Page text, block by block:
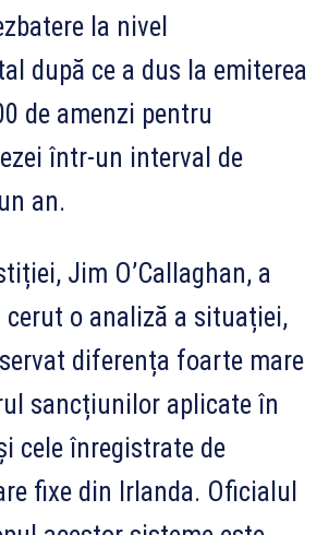
la nivel
după ce a dus la emiterea
de amenzi pentru
într-un interval de
an.
Jim O’Callaghan, a
cerut o analiză a situației,
diferența foarte mare
sancțiunilor aplicate în
cele înregistrate de
fixe din Irlanda. Oficialul